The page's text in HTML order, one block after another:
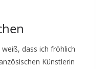
dass ich fröhlich
Künstlerin